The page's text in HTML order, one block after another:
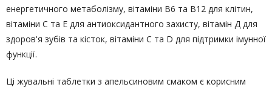
енергетичного метаболізму, вітаміни B6 та B12 для клітин,
вітаміни С та Е для антиоксидантного захисту, вітамін Д для
здоров'я зубів та кісток, вітаміни С та D для підтримки імунної
функції.
Ці жувальні таблетки з апельсиновим смаком є корисним